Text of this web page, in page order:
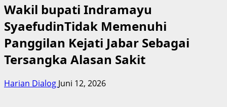
Wakil bupati Indramayu
SyaefudinTidak Memenuhi
Panggilan Kejati Jabar Sebagai
Tersangka Alasan Sakit
Harian Dialog Juni 12, 2026